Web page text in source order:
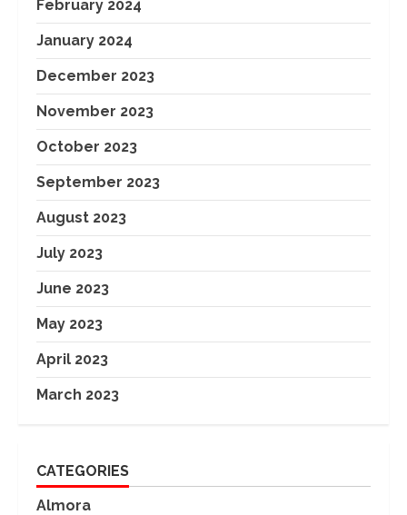
February 2024
January 2024
December 2023
November 2023
October 2023
September 2023
August 2023
July 2023
June 2023
May 2023
April 2023
March 2023
CATEGORIES
Almora